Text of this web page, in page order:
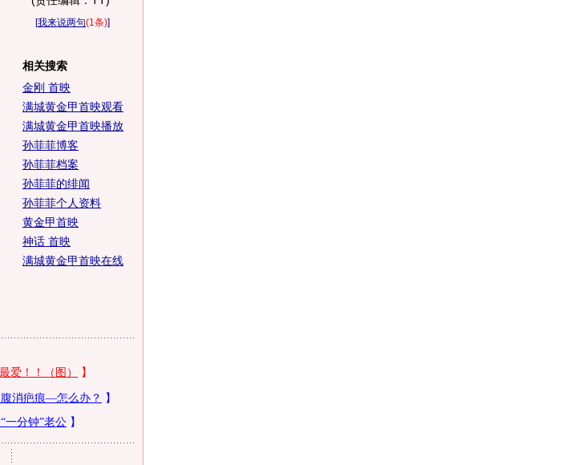
[我来说两句(1条)]
相关搜索
金刚 首映
满城黄金甲首映观看
满城黄金甲首映播放
孙菲菲博客
孙菲菲档案
孙菲菲的绯闻
孙菲菲个人资料
黄金甲首映
神话 首映
满城黄金甲首映在线